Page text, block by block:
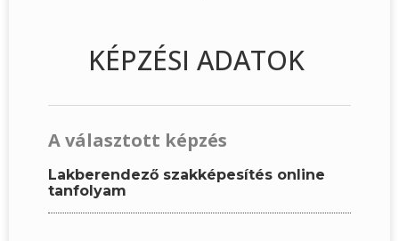
KÉPZÉSI ADATOK
A választott képzés
Lakberendező szakképesítés online
tanfolyam